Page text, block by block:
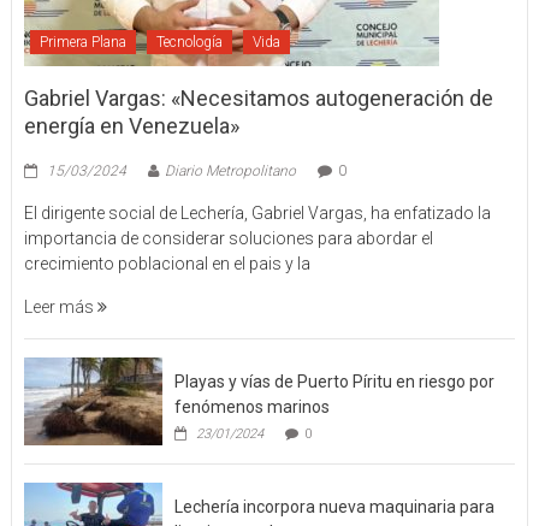
Primera Plana Tecnología Vida
Gabriel Vargas: «Necesitamos autogeneración de
energía en Venezuela»
15/03/2024 Diario Metropolitano 0
El dirigente social de Lechería, Gabriel Vargas, ha enfatizado la
importancia de considerar soluciones para abordar el
crecimiento poblacional en el pais y la
Leer más
Playas y vías de Puerto Píritu en riesgo por
fenómenos marinos
23/01/2024 0
Lechería incorpora nueva maquinaria para